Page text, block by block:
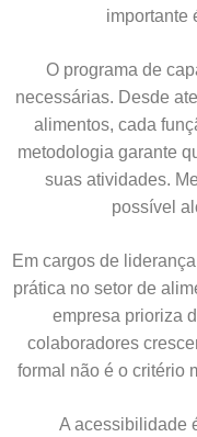
importante
O programa de
necessárias. Desde
alimentos, cada
metodologia garante
suas atividades.
possível
Em cargos de
prática no setor de
empresa prioriza
colaboradores
formal não é o critério
A acessibilidade